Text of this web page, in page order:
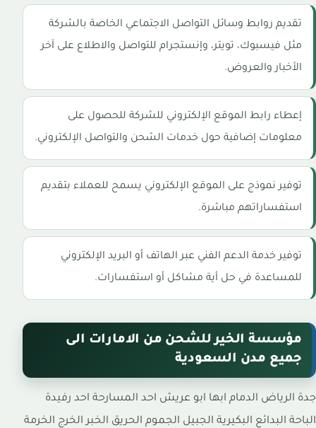
تقديم روابط وسائل التواصل الاجتماعي الخاصة بالشركة
مثل فيسبوك، تويتر، وإنستجرام للتواصل والاطلاع على آخر
الأخبار والعروض.
إعطاء رابط الموقع الإلكتروني للشركة للحصول على
معلومات إضافية حول خدمات الشحن والتواصل الإلكتروني.
توفير نموذج على الموقع الإلكتروني يسمح للعملاء بتقديم
استفساراتهم مباشرة.
توفير خدمة الدعم الفني عبر الهاتف أو البريد الإلكتروني
للمساعدة في حل أية مشاكل أو استفسارات.
مؤسسة الخير للشحن من الامارات الى
جميع مدن السعودية
جدة الرياض الدمام ابها ابو عريش احد المسارحة احد رفيدة
الباحة البدائع البكيرية الجبيل الجموم الحريق الخبر الخرج الخرمة